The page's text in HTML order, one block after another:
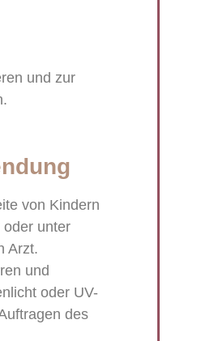
und zur
von Kindern
unter
Arzt.
und
oder UV-
des